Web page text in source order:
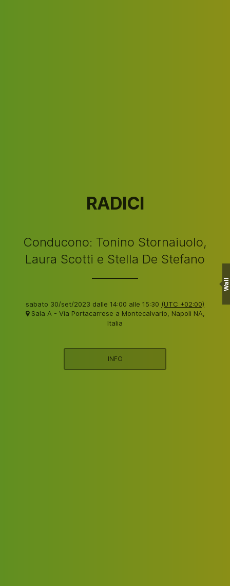
RADICI
Conducono: Tonino Stornaiuolo,
Laura Scotti e Stella De Stefano
sabato 30/set/2023 dalle 14:00 alle 15:30 (UTC +02:00)
Sala A - Via Portacarrese a Montecalvario, Napoli NA,
Italia
INFO
Wall